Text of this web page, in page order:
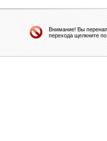
Внимание! Вы
перехода щелкните